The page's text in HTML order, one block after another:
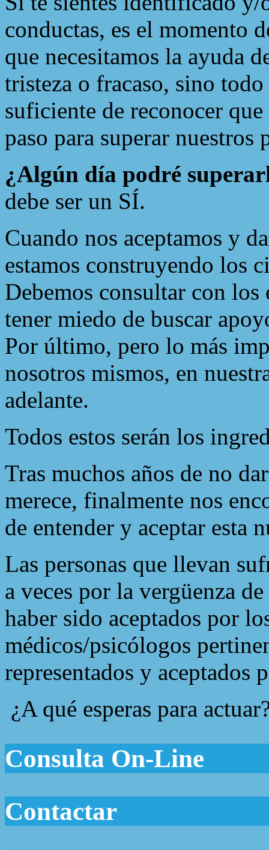
conductas, es el momento
que necesitamos la ayuda
tristeza o fracaso, sino
suficiente de reconocer
paso para superar nuestros
¿Algún día podré
debe ser un SÍ.
Cuando nos aceptamos y
estamos construyendo los
Debemos consultar con los
tener miedo de buscar
Por último, pero lo más
nosotros mismos, en
adelante.
Todos estos serán los
Tras muchos años de no
merece, finalmente nos
de entender y aceptar esta
Las personas que llevan
a veces por la vergüenza
haber sido aceptados por
médicos/psicólogos
representados y aceptados
¿A qué esperas para
Consulta On-Line
Contactar